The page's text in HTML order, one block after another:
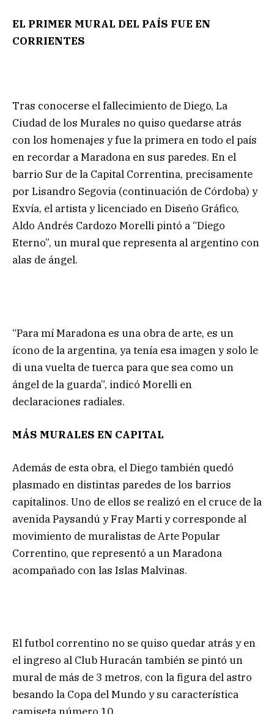
EL PRIMER MURAL DEL PAÍS FUE EN
CORRIENTES
Tras conocerse el fallecimiento de Diego, La
Ciudad de los Murales no quiso quedarse atrás
con los homenajes y fue la primera en todo el país
en recordar a Maradona en sus paredes. En el
barrio Sur de la Capital Correntina, precisamente
por Lisandro Segovia (continuación de Córdoba) y
Exvía, el artista y licenciado en Diseño Gráfico,
Aldo Andrés Cardozo Morelli pintó a “Diego
Eterno”, un mural que representa al argentino con
alas de ángel.
“Para mí Maradona es una obra de arte, es un
ícono de la argentina, ya tenía esa imagen y solo le
di una vuelta de tuerca para que sea como un
ángel de la guarda”, indicó Morelli en
declaraciones radiales.
MÁS MURALES EN CAPITAL
Además de esta obra, el Diego también quedó
plasmado en distintas paredes de los barrios
capitalinos. Uno de ellos se realizó en el cruce de la
avenida Paysandú y Fray Marti y corresponde al
movimiento de muralistas de Arte Popular
Correntino, que representó a un Maradona
acompañado con las Islas Malvinas.
El futbol correntino no se quiso quedar atrás y en
el ingreso al Club Huracán también se pintó un
mural de más de 3 metros, con la figura del astro
besando la Copa del Mundo y su característica